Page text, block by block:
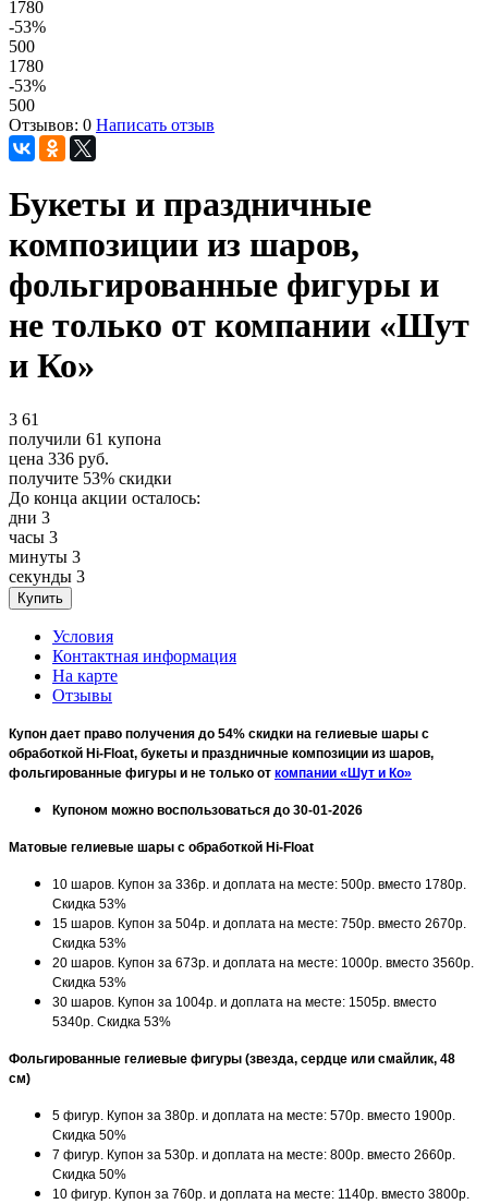
1780
-53%
500
1780
-53%
500
Отзывов: 0 Написать отзыв
Букеты и праздничные
композиции из шаров,
фольгированные фигуры и
не только от компании «Шут
и Ко»
3 61
получили 61 купона
цена 336 руб.
получите 53% скидки
До конца акции осталось:
дни 3
часы 3
минуты 3
секунды 3
Условия
Контактная информация
На карте
Отзывы
Купон дает право получения до 54% скидки на гелиевые шары с
обработкой Hi-Float, букеты и праздничные композиции из шаров,
фольгированные фигуры и не только от компании «Шут и Ко»
Купоном можно воспользоваться до 30-01-2026
Матовые гелиевые шары с обработкой Hi-Float
10 шаров. Купон за 336р. и доплата на месте: 500р. вместо 1780р.
Скидка 53%
15 шаров. Купон за 504р. и доплата на месте: 750р. вместо 2670р.
Скидка 53%
20 шаров. Купон за 673р. и доплата на месте: 1000р. вместо 3560р.
Скидка 53%
30 шаров. Купон за 1004р. и доплата на месте: 1505р. вместо
5340р. Скидка 53%
Фольгированные гелиевые фигуры (звезда, сердце или смайлик, 48
см)
5 фигур. Купон за 380р. и доплата на месте: 570р. вместо 1900р.
Скидка 50%
7 фигур. Купон за 530р. и доплата на месте: 800р. вместо 2660р.
Скидка 50%
10 фигур. Купон за 760р. и доплата на месте: 1140р. вместо 3800р.